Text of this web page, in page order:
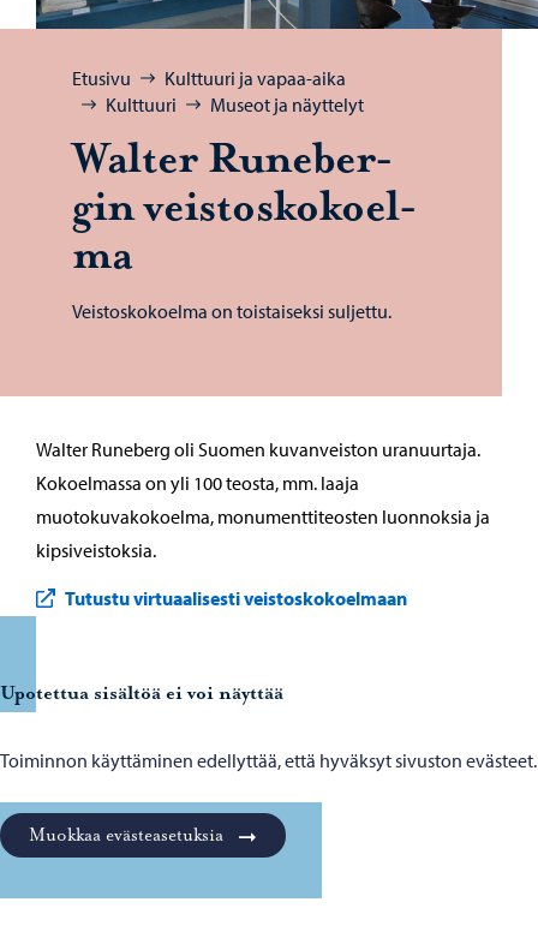
Selaa:
Etusivu
Kulttuuri ja vapaa-aika
Kulttuuri
Museot ja näyttelyt
Walter Ru­ne­ber­
gin veis­tos­ko­koel­
ma
Veistoskokoelma on toistaiseksi suljettu.
Walter Runeberg oli Suomen kuvanveiston uranuurtaja.
Kokoelmassa on yli 100 teosta, mm. laaja
muotokuvakokoelma, monumenttiteosten luonnoksia ja
kipsiveistoksia.
Tutustu virtuaalisesti veistoskokoelmaan
Upotettua sisältöä ei voi näyttää
Toiminnon käyttäminen edellyttää, että hyväksyt sivuston evästeet.
Muokkaa evästeasetuksia